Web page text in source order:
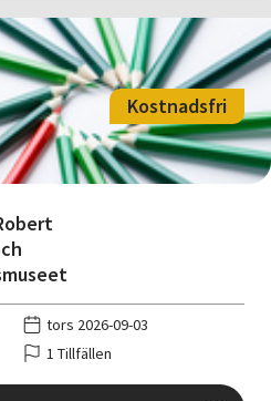
Kostnadsfri
tors 2026-09-03
1 Tillfällen